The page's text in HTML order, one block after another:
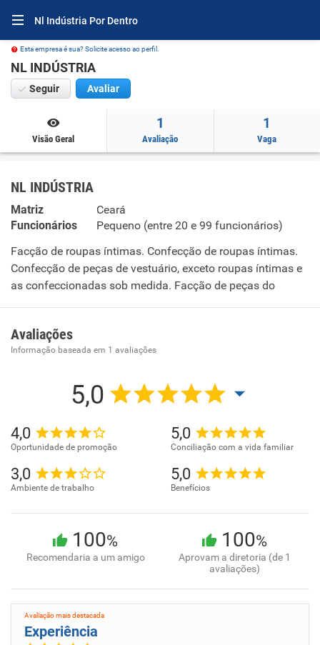
Nl Indústria Por Dentro
Esta empresa é sua? Solicite acesso ao perfil.
NL INDÚSTRIA
Seguir Avaliar
Visão Geral
1
Avaliação
1
Vaga
NL INDÚSTRIA
Matriz
Ceará
Funcionários
Pequeno (entre 20 e 99 funcionários)
Facção de roupas íntimas. Confecção de roupas íntimas.
Confecção de peças de vestuário, exceto roupas íntimas e
as confeccionadas sob medida. Facção de peças do
Avaliações
Informação baseada em 1 avaliações
5,0
4,0
Oportunidade de promoção
5,0
Conciliação com a vida familiar
3,0
Ambiente de trabalho
5,0
Benefícios
100%
Recomendaria a um amigo
100%
Aprovam a diretoria (de 1
avaliações)
Avaliação mais destacada
Experiência